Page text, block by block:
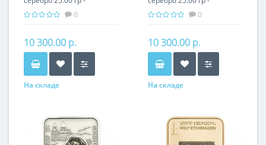
православный подарок
0
10 300.00 р.
На складе
православный подарок
0
10 300.00 р.
На складе